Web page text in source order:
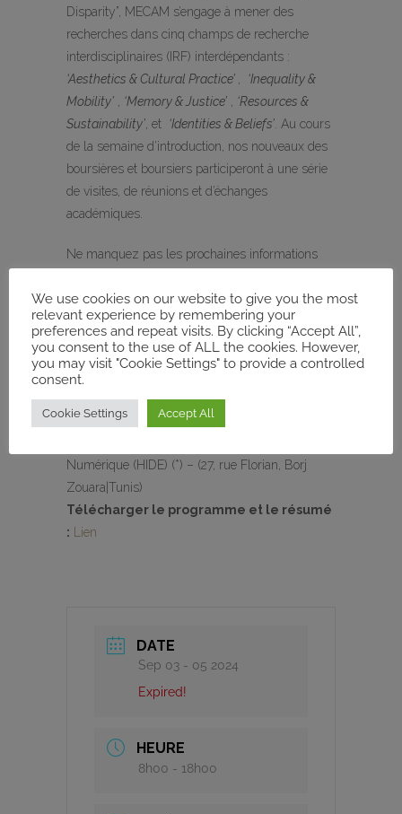
Disparity”, MECAM s’engage à mener des
recherches dans cinq champs de recherche
interdisciplinaires (IRF) interdépendants :
‘Aesthetics & Cultural Practice’
‘Inequality &
Mobility’
‘Memory & Justice’
‘Resources &
Sustainability’ , et ‘Identities & Beliefs’ . Au cours
de la semaine d’introduction, nos nouveaux des
boursières et boursiers participeront à une série
de visites, de réunions et d’échanges
académiques.
Ne manquez pas les prochaines informations
Lienvers les profils de nos boursiers
Détails :
Date :du 3 au 5 septembre 2024
Numérique (HIDE) (*) – (27, rue Florian, Borj
Zouara|Tunis)
Télécharger le programme et le résumé
:
Lien
DATE
Sep 03 - 05 2024
Expired!
HEURE
8h00 - 18h00
We use cookies on our website to give you the most
relevant experience by remembering your
preferences and repeat visits. By clicking “Accept All”,
you consent to the use of ALL the cookies. However,
you may visit "Cookie Settings" to provide a controlled
consent.
Cookie Settings Accept All